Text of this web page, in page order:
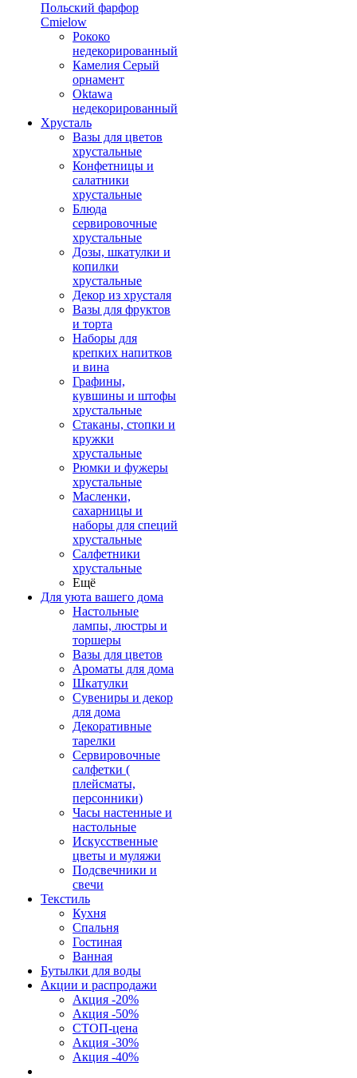
Польский фарфор
Сmielow
Рококо
недекорированный
Камелия Серый
орнамент
Oktawa
недекорированный
Хрусталь
Вазы для цветов
хрустальные
Конфетницы и
салатники
хрустальные
Блюда
сервировочные
хрустальные
Дозы, шкатулки и
копилки
хрустальные
Декор из хрусталя
Вазы для фруктов
и торта
Наборы для
крепких напитков
и вина
Графины,
кувшины и штофы
хрустальные
Стаканы, стопки и
кружки
хрустальные
Рюмки и фужеры
хрустальные
Масленки,
сахарницы и
наборы для специй
хрустальные
Салфетники
хрустальные
Ещё
Для уюта вашего дома
Настольные
лампы, люстры и
торшеры
Вазы для цветов
Ароматы для дома
Шкатулки
Сувениры и декор
для дома
Декоративные
тарелки
Сервировочные
салфетки (
плейсматы,
персонники)
Часы настенные и
настольные
Искусственные
цветы и муляжи
Подсвечники и
свечи
Текстиль
Кухня
Спальня
Гостиная
Ванная
Бутылки для воды
Акции и распродажи
Акция -20%
Акция -50%
СТОП-цена
Акция -30%
Акция -40%